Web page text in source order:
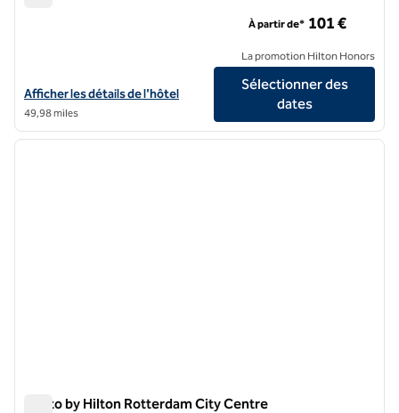
Afficher les détails de l'hôtel Hilton Garden Inn Leiden
Afficher les détails de l'hôtel
49,98 miles
À partir de* 101 €
La promotion Hilton Honors
Sélectionner des
dates
1/12
1 sur 12
Motto by Hilton Rotterdam City Centre